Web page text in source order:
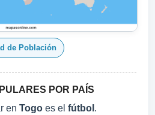
de Población
POR PAÍS
en Togo es el fútbol .